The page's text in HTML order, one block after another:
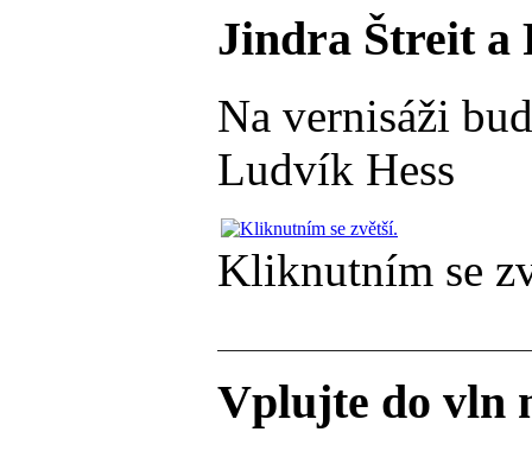
Jindra Štreit a
Na vernisáži
Ludvík Hess
Kliknutním se
Vplujte do vln